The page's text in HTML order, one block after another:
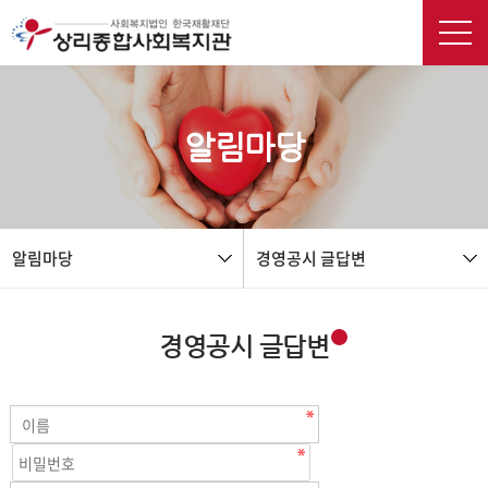
알림마당
알림마당 경영공시 글답변
경영공시 글답변